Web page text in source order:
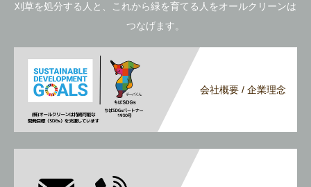
刈草を処分する人と、これから緑を育てる人をオールクリーンは
つなげます。
会社概要 / 企業理念